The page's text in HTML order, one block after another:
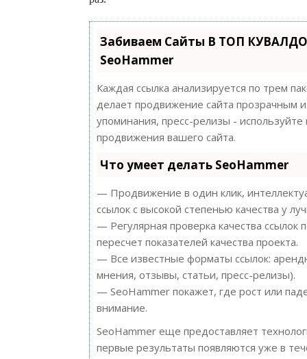
Забиваем Сайты В ТОП
SeoHammer
Каждая ссылка анализируется по трем
делает продвижение сайта прозрачным
упоминания, пресс-релизы -
продвижения вашего сайта.
Что умеет делать SeoHammer
— Продвижение в один клик,
ссылок с высокой степенью качества у
— Регулярная проверка качества
пересчет показателей качества проекта.
— Все известные форматы ссылок:
мнения, отзывы, статьи, пресс-релизы).
— SeoHammer покажет, где рост или
внимание.
SeoHammer еще предоставляет
первые результаты появляются уже в